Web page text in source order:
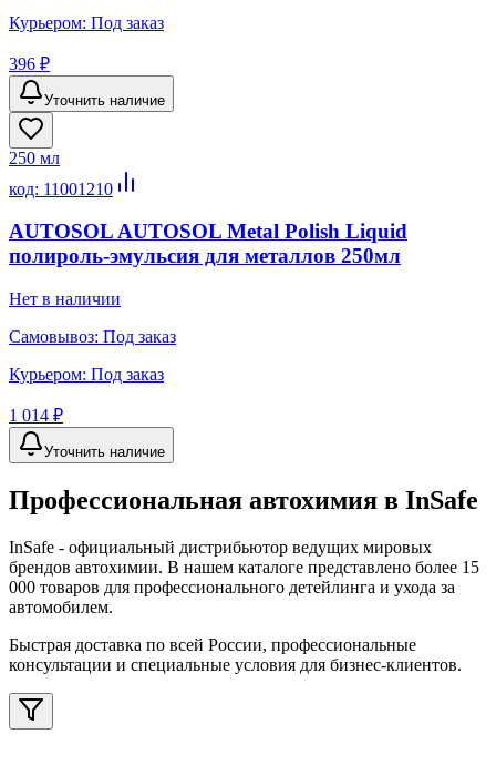
Курьером: Под заказ
396 ₽
Уточнить наличие
250 мл
код: 11001210
AUTOSOL AUTOSOL Metal Polish Liquid
полироль-эмульсия для металлов 250мл
Нет в наличии
Самовывоз: Под заказ
Курьером: Под заказ
1 014 ₽
Уточнить наличие
Профессиональная автохимия в InSafe
InSafe - официальный дистрибьютор ведущих мировых
брендов автохимии. В нашем каталоге представлено более 15
000 товаров для профессионального детейлинга и ухода за
автомобилем.
Быстрая доставка по всей России, профессиональные
консультации и специальные условия для бизнес-клиентов.